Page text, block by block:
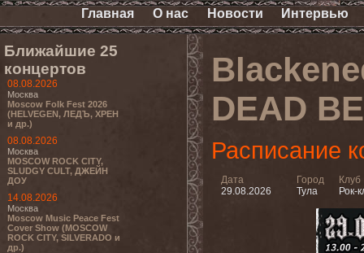
Главная О нас Новости Интервью
Ближайшие 25
концертов
08.08.2026
Москва
Moscow Folk Fest 2026
(HELVEGEN, ЛЕДЪ, ХРЕН
и др.)
08.08.2026
Москва
MOSCOW ROCK CITY,
SLUDGY CULT, ДЖЕЙН
ДОУ
14.08.2026
Москва
Moscow Music Peace Fest
Cover Show (MOSCOW
ROCK CITY, SILVERADO и
др.)
DEAD
Расписание
Дата
29.08.2026
Город
Тула
Клуб
Рок-